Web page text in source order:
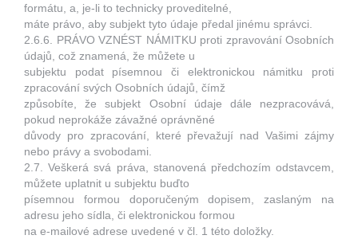
formátu, a, je-li to technicky proveditelné,
máte právo, aby subjekt tyto údaje předal jinému správci.
2.6.6. PRÁVO VZNÉST NÁMITKU proti zpravování Osobních
údajů, což znamená, že můžete u
subjektu podat písemnou či elektronickou námitku proti
zpracování svých Osobních údajů, čímž
způsobíte, že subjekt Osobní údaje dále nezpracovává,
pokud neprokáže závažné oprávněné
důvody pro zpracování, které převažují nad Vašimi zájmy
nebo právy a svobodami.
2.7. Veškerá svá práva, stanovená předchozím odstavcem,
můžete uplatnit u subjektu buďto
písemnou formou doporučeným dopisem, zaslaným na
adresu jeho sídla, či elektronickou formou
na e-mailové adrese uvedené v čl. 1 této doložky.